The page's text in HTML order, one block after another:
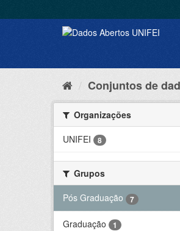
Conjuntos de
Organizações
UNIFEI
8
Grupos
Pós Graduação
7
Graduação 1